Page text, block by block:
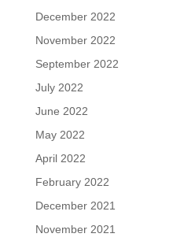
December 2022
November 2022
September 2022
July 2022
June 2022
May 2022
April 2022
February 2022
December 2021
November 2021